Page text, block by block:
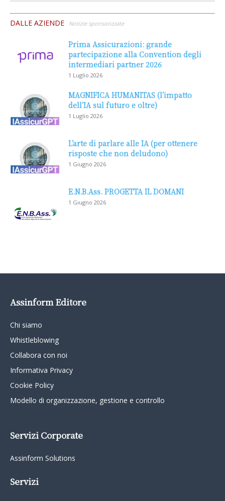
DALLE AZIENDE Notizie sponsorizzate
Prima Assicurazioni: grande
partecipazione alla Convention degli
intermediari partner 2026
1 Luglio 2026
MAGNIFICA HUMANITAS (l’impatto
dell’IA sul futuro e oltre)
1 Luglio 2026
L’arte di parlare alle IA (per ottenere
risposte che non deludono)
1 Giugno 2026
E.N.B.Ass. PROGETTA IL DOMANI
1 Giugno 2026
Assinform Editore
Chi siamo
Whistleblowing
Collabora con noi
Informativa Privacy
Cookie Policy
Modello di organizzazione, gestione e controllo
Servizi Corporate
Assinform Solutions
Servizi